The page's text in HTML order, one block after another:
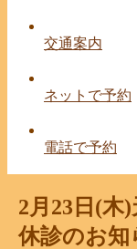
交通案内
ネットで予約
電話で予約
2月23日(
休診のお知